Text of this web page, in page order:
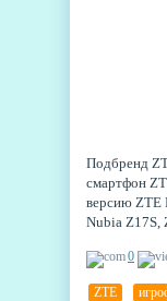
Подбренд
смартфон
версию ZTE
Nubia
0
ZTE